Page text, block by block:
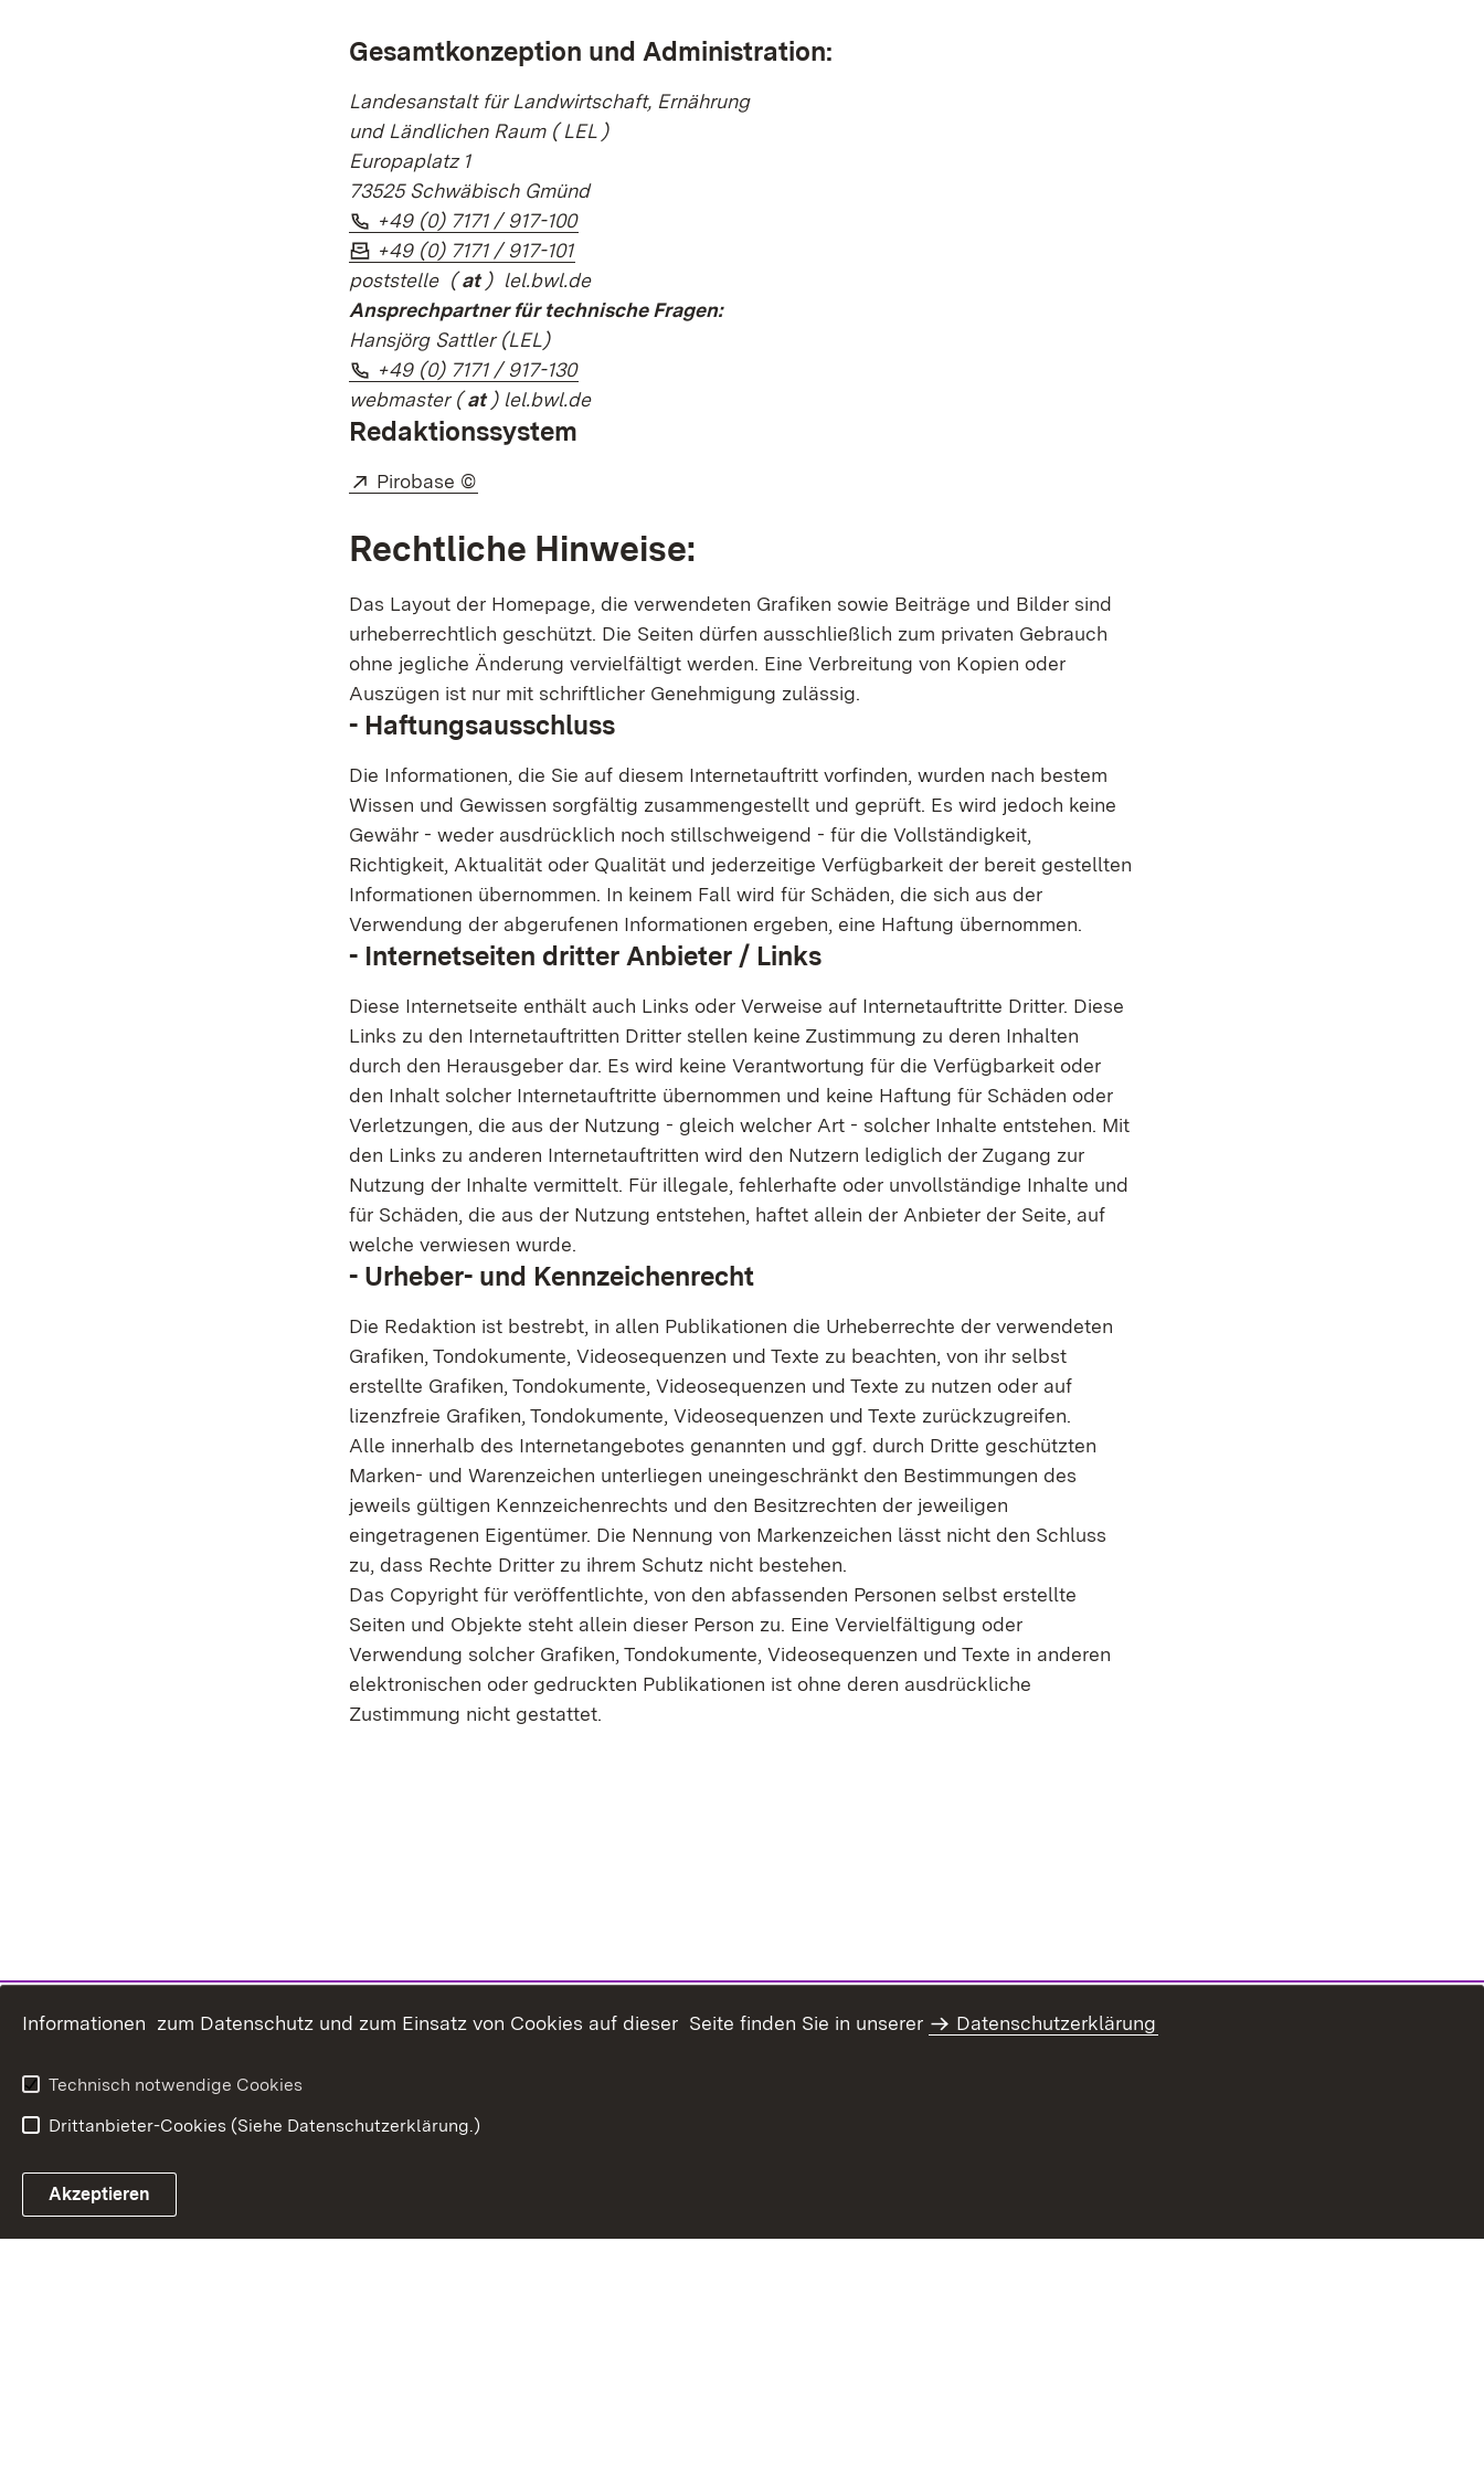
Gesamtkonzeption und Administration:
Landesanstalt für Landwirtschaft, Ernährung
und Ländlichen Raum (LEL)
Europaplatz 1
73525 Schwäbisch Gmünd
Telefon:
+49 (0) 7171 / 917-100(Öffnet in neuem Fenster)
Fax:
+49 (0) 7171 / 917-101(Öffnet in neuem Fenster)
poststelle(at) lel.bwl.de
Ansprechpartner für technische Fragen:
Hansjörg Sattler (LEL)
Telefon:
+49 (0) 7171 / 917-130(Öffnet in neuem Fenster)
webmaster(at) lel.bwl.de
Redaktionssystem
Extern:
Pirobase ©
Rechtliche Hinweise:
Das Layout der Homepage, die verwendeten Grafiken sowie Beiträge und Bilder sind
urheberrechtlich geschützt. Die Seiten dürfen ausschließlich zum privaten Gebrauch
ohne jegliche Änderung vervielfältigt werden. Eine Verbreitung von Kopien oder
Auszügen ist nur mit schriftlicher Genehmigung zulässig.
- Haftungsausschluss
Die Informationen, die Sie auf diesem Internetauftritt vorfinden, wurden nach bestem
Wissen und Gewissen sorgfältig zusammengestellt und geprüft. Es wird jedoch keine
Gewähr - weder ausdrücklich noch stillschweigend - für die Vollständigkeit,
Richtigkeit, Aktualität oder Qualität und jederzeitige Verfügbarkeit der bereit gestellten
Informationen übernommen. In keinem Fall wird für Schäden, die sich aus der
Verwendung der abgerufenen Informationen ergeben, eine Haftung übernommen.
- Internetseiten dritter Anbieter / Links
Diese Internetseite enthält auch Links oder Verweise auf Internetauftritte Dritter. Diese
Links zu den Internetauftritten Dritter stellen keine Zustimmung zu deren Inhalten
durch den Herausgeber dar. Es wird keine Verantwortung für die Verfügbarkeit oder
den Inhalt solcher Internetauftritte übernommen und keine Haftung für Schäden oder
Verletzungen, die aus der Nutzung - gleich welcher Art - solcher Inhalte entstehen. Mit
den Links zu anderen Internetauftritten wird den Nutzern lediglich der Zugang zur
Nutzung der Inhalte vermittelt. Für illegale, fehlerhafte oder unvollständige Inhalte und
für Schäden, die aus der Nutzung entstehen, haftet allein der Anbieter der Seite, auf
welche verwiesen wurde.
- Urheber- und Kennzeichenrecht
Die Redaktion ist bestrebt, in allen Publikationen die Urheberrechte der verwendeten
Grafiken, Tondokumente, Videosequenzen und Texte zu beachten, von ihr selbst
erstellte Grafiken, Tondo­kumente, Videosequenzen und Texte zu nutzen oder auf
lizenzfreie Grafiken, Tondokumente, Vi­deosequenzen und Texte zurückzugreifen.
Alle innerhalb des Internetangebotes genannten und ggf. durch Dritte geschützten
Marken- und Warenzeichen unterliegen uneingeschränkt den Bestimmungen des
jeweils gültigen Kennzeichen­rechts und den Besitzrechten der jeweiligen
eingetragenen Eigentümer. Die Nennung von Marken­zeichen lässt nicht den Schluss
zu, dass Rechte Dritter zu ihrem Schutz nicht bestehen.
Das Copyright für veröffentlichte, von den abfassenden Personen selbst erstellte
Seiten und Ob­jekte steht allein dieser Person zu. Eine Vervielfältigung oder
Verwendung solcher Grafiken, Ton­dokumente, Videosequenzen und Texte in anderen
elektronischen oder gedruckten Publikationen ist ohne deren ausdrückliche
Zustimmung nicht gestattet.
Informationen zum Datenschutz und zum Einsatz von Cookies auf dieser Seite finden Sie in unserer Datenschutzerklärung
Technisch notwendige Cookies
Drittanbieter-Cookies (Siehe Datenschutzerklärung.)
Akzeptieren